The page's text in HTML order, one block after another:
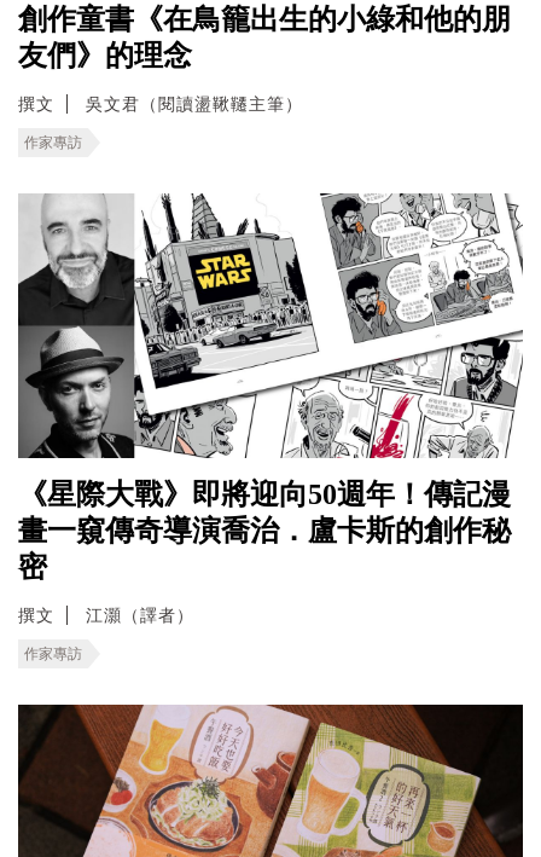
創作童書《在鳥籠出生的小綠和他的朋
友們》的理念
撰文 吳文君（閱讀盪鞦韆主筆）
作家專訪
《星際大戰》即將迎向50週年！傳記漫
畫一窺傳奇導演喬治．盧卡斯的創作秘
密
撰文 江灝（譯者）
作家專訪